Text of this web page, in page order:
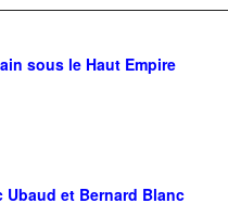
sous le Haut Empire
Ubaud et Bernard Blanc